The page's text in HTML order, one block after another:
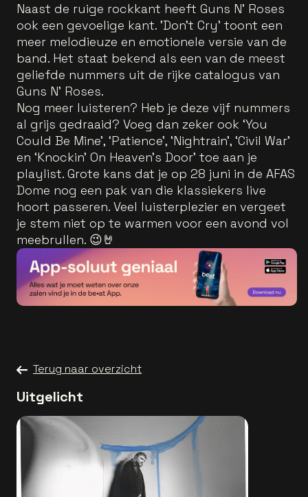
Naast de ruige rockkant heeft Guns N’ Roses
ook een gevoelige kant. 'Don't Cry’ toont een
meer melodieuze en emotionele versie van de
band. Het staat bekend als een van de meest
geliefde nummers uit de rijke catalogus van
Guns N' Roses.
Nog meer luisteren? Heb je deze vijf nummers
al grijs gedraaid? Voeg dan zeker ook ‘You
Could Be Mine’, ‘Patience’, ‘Nightrain', ‘Civil War’
en ‘Knockin' On Heaven's Door’ toe aan je
playlist. Grote kans dat je op 28 juni in de AFAS
Dome nog een pak van die klassiekers live
hoort passeren. Veel luisterplezier en vergeet
je stem niet op te warmen voor een avond vol
meebrullen. 😉🤘
Terug naar overzicht
Uitgelicht